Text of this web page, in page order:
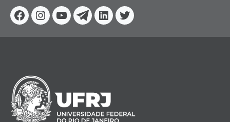
Facebook
Instagram
YoutubeTelegram
Linkedin
Twitter